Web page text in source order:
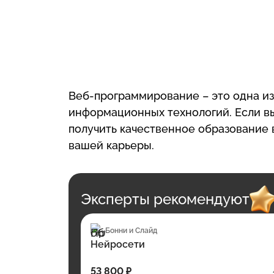
Веб-программирование – это одна
информационных технологий. Если
получить качественное
вашей карьеры.
Эксперты рекомендуют
Бонни и Слайд
Нейросети
53 800 ₽